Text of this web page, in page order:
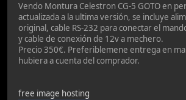
Vendo Montura Celestron CG-5 GOTO en
actualizada a la ultima versión, se incluye
original, cable RS-232 para conectar el
y cable de conexión de 12v a mechero.
Precio 350€. Preferiblemene entrega en
hubiera a cuenta del comprador.
free image hosting